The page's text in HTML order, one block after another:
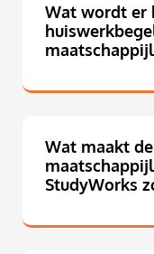
Wat wordt er
Wat maakt
StudyWorks